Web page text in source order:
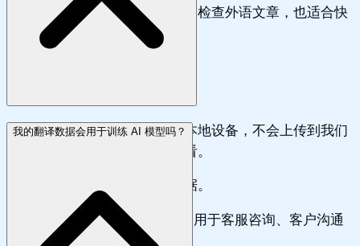
或只重写选中的部分。它既适合检查外语文章，也适合快
速检查自己的母语写作。
您的翻译数据和历史仅保存在本地设备，不会上传到我们
的服务器，因此我们也无法查看。
我们不会二次利用您提交的数据。
因此，您也可以放心地将 Nani 用于客服咨询、客户沟通
等商务翻译场景。
我的翻译数据会用于训练 AI 模型吗？